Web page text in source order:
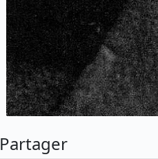
Partager